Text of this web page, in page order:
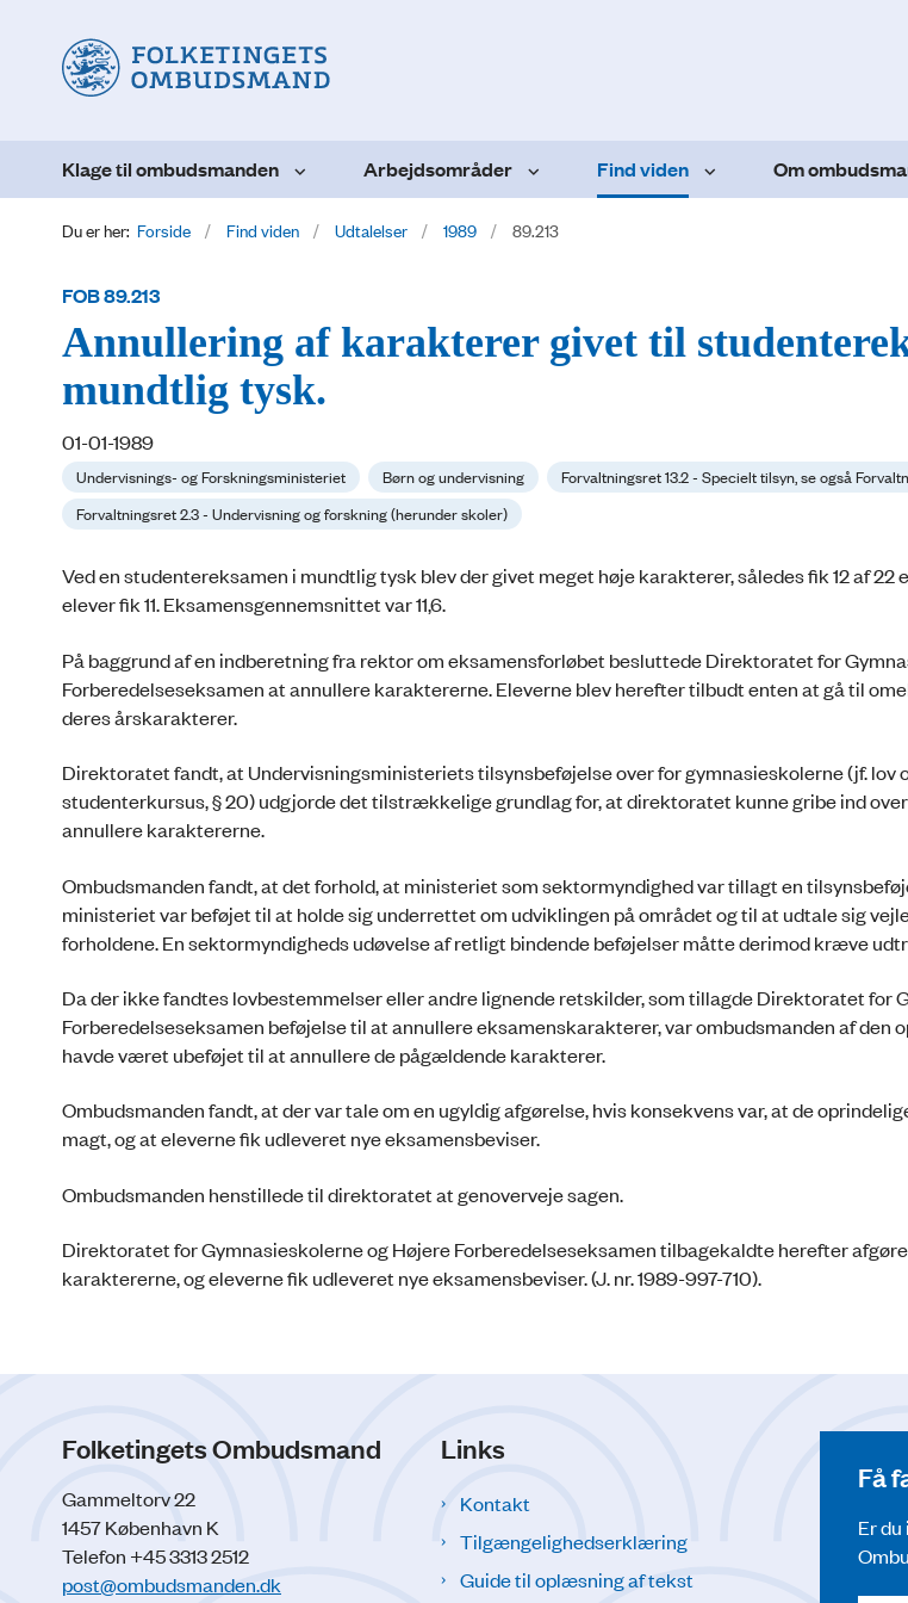
Klage til ombudsmanden Arbejdsområder Find viden Om
Du er her: Forside Find viden Udtalelser 1989 89.213
FOB 89.213
Annullering af karakterer givet til
mundtlig tysk.
01-01-1989
Undervisnings- og Forskningsministeriet Børn og undervisning
Forvaltningsret 13.2 - Specielt tilsyn, se også
Forvaltningsret 2.3 - Undervisning og forskning (herunder skoler)
Ved en studentereksamen i mundtlig tysk blev der givet meget høje karakterer, således fik 12 af 22
elever fik 11. Eksamensgennemsnittet var 11,6.
På baggrund af en indberetning fra rektor om eksamensforløbet besluttede Direktoratet for
Forberedelseseksamen at annullere karaktererne. Eleverne blev herefter tilbudt enten at gå til
deres årskarakterer.
Direktoratet fandt, at Undervisningsministeriets tilsynsbeføjelse over for gymnasieskolerne (jf. lov
studenterkursus, § 20) udgjorde det tilstrækkelige grundlag for, at direktoratet kunne gribe ind
annullere karaktererne.
Ombudsmanden fandt, at det forhold, at ministeriet som sektormyndighed var tillagt en
ministeriet var beføjet til at holde sig underrettet om udviklingen på området og til at udtale sig
forholdene. En sektormyndigheds udøvelse af retligt bindende beføjelser måtte derimod kræve
Da der ikke fandtes lovbestemmelser eller andre lignende retskilder, som tillagde Direktoratet for
Forberedelseseksamen beføjelse til at annullere eksamenskarakterer, var ombudsmanden af den
havde været ubeføjet til at annullere de pågældende karakterer.
Ombudsmanden fandt, at der var tale om en ugyldig afgørelse, hvis konsekvens var, at de
magt, og at eleverne fik udleveret nye eksamensbeviser.
Ombudsmanden henstillede til direktoratet at genoverveje sagen.
Direktoratet for Gymnasieskolerne og Højere Forberedelseseksamen tilbagekaldte herefter
karaktererne, og eleverne fik udleveret nye eksamensbeviser. (J. nr. 1989-997-710).
Folketingets Ombudsmand
Gammeltorv 22
1457 København K
Telefon +45 3313 2512
post@ombudsmanden.dk
Links
Kontakt
Tilgængelighedserklæring
Guide til oplæsning af tekst
Få
Er